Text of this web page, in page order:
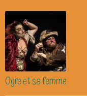
Ogre et sa femme